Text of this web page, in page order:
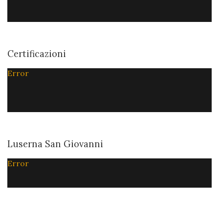
Certificazioni
Error
Luserna San Giovanni
Error